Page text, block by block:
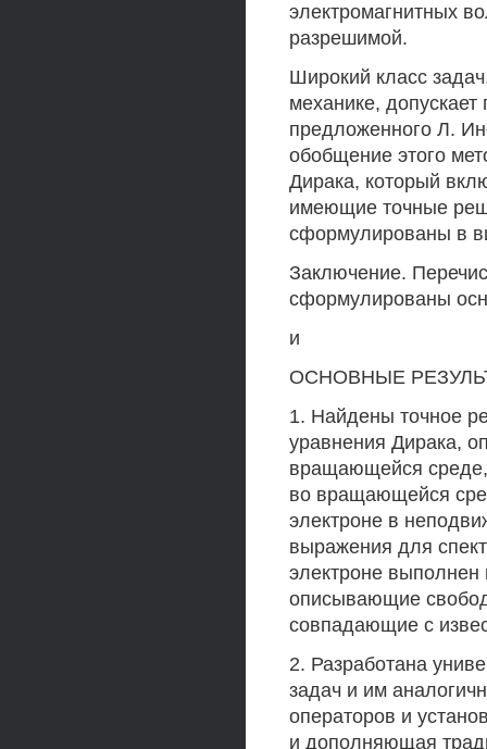
электромагнитных
разрешимой.
Широкий класс
механике,
предложенного Л.
обобщение этого
Дирака, который
имеющие точные
сформулированы в
Заключение.
сформулированы
и
ОСНОВНЫЕ
1. Найдены точное
уравнения Дирака,
вращающейся среде,
во вращающейся
электроне в
выражения для
электроне
описывающие
совпадающие с
2. Разработана
задач и им
операторов и
и дополняющая